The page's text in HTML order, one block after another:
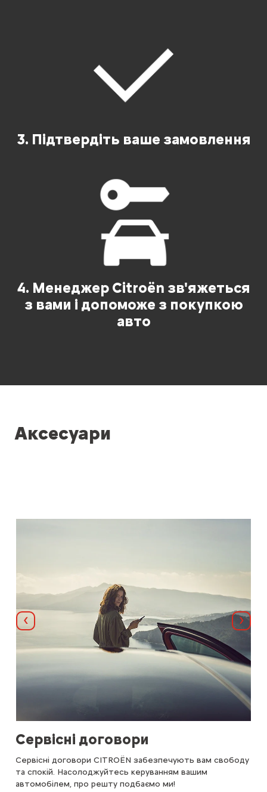
3. Підтвердіть ваше замовлення
4. Менеджер Citroën зв'яжеться
з вами і допоможе з покупкою
авто
Аксесуари
Назад
Сервісні договори
Сервісні договори CITROËN забезпечують вам свободу
та спокій. Насолоджуйтесь керуванням вашим
автомобілем, про решту подбаємо ми!
Далі